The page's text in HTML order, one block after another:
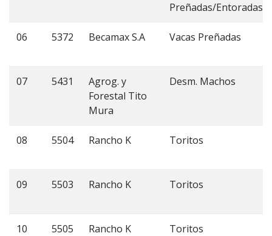
Preñadas/Entoradas
06 5372 Becamax S.A Vacas Preñadas
07 5431
Agrog. y
Forestal Tito
Mura
Desm. Machos
08 5504 Rancho K Toritos
09 5503 Rancho K Toritos
10 5505 Rancho K Toritos